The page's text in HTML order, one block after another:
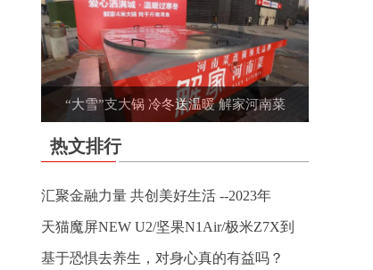
“大雪”支大锅 冷冬送温暖 解家河南菜
热文排行
汇聚金融力量 共创美好生活 --2023年
天猫魔屏NEW U2/坚果N1Air/极米Z7X到
基于恐惧去养生，对身心真的有益吗？